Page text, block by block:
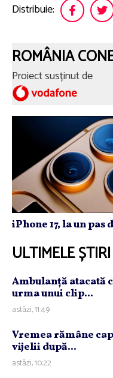
Distribuie:
ROMÂNIA
Proiect susținut de
iPhone 17, la un pas
ULTIMELE ȘTIRI
Ambulanţă atacată
urma unui clip...
astăzi, 11:49
Vremea rămâne
vijelii după...
astăzi, 10:22